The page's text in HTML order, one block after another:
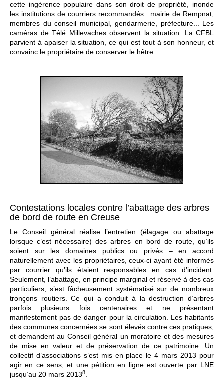
cette ingérence populaire dans son droit de propriété, inonde
les institutions de courriers recommandés : mairie de Rempnat,
membres du conseil municipal, gendarmerie, préfecture... Les
caméras de Télé Millevaches observent la situation. La CFBL
parvient à apaiser la situation, ce qui est tout à son honneur, et
convainc le propriétaire de conserver le hêtre.
Contestations locales contre l’abattage des arbres
de bord de route en Creuse
Le Conseil général réalise l’entretien (élagage ou abattage
lorsque c’est nécessaire) des arbres en bord de route, qu’ils
soient sur les domaines publics ou privés – en accord
naturellement avec les propriétaires, ceux-ci ayant été informés
par courrier qu’ils étaient responsables en cas d’incident.
Seulement, l’abattage, en principe marginal et réservé à des cas
particuliers, s’est fâcheusement systématisé sur de nombreux
tronçons routiers. Ce qui a conduit à la destruction d’arbres
parfois plusieurs fois centenaires et ne présentant
manifestement pas de danger pour la circulation. Les habitants
des communes concernées se sont élevés contre ces pratiques,
et demandent au Conseil général un moratoire et des mesures
de mise en valeur et de préservation de ce patrimoine. Un
collectif d’associations s’est mis en place le 4 mars 2013 pour
agir en ce sens, et une pétition en ligne est ouverte par LNE
jusqu’au 20 mars 20138